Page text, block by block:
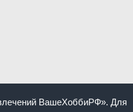
ВашеХоббиРФ». Для